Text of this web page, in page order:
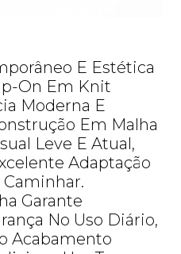
E Estética
On Em Knit
Moderna E
Em Malha
Leve E Atual,
Adaptação
Caminhar.
Garante
No Uso Diário,
Acabamento